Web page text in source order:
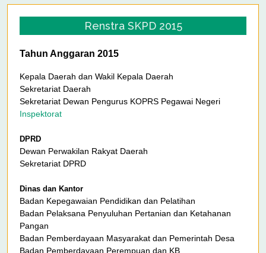
Renstra SKPD 2015
Tahun Anggaran 2015
Kepala Daerah dan Wakil Kepala Daerah
Sekretariat Daerah
Sekretariat Dewan Pengurus KOPRS Pegawai Negeri
Inspektorat
DPRD
Dewan Perwakilan Rakyat Daerah
Sekretariat DPRD
Dinas dan Kantor
Badan Kepegawaian Pendidikan dan Pelatihan
Badan Pelaksana Penyuluhan Pertanian dan Ketahanan
Pangan
Badan Pemberdayaan Masyarakat dan Pemerintah Desa
Badan Pemberdayaan Perempuan dan KB